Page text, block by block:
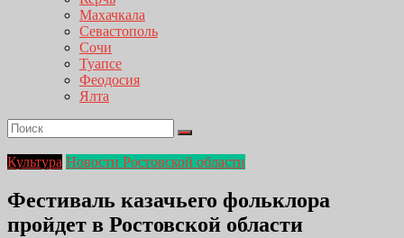
Махачкала
Севастополь
Сочи
Туапсе
Феодосия
Ялта
Культура Новости Ростовской области
Фестиваль казачьего фольклора
пройдет в Ростовской области